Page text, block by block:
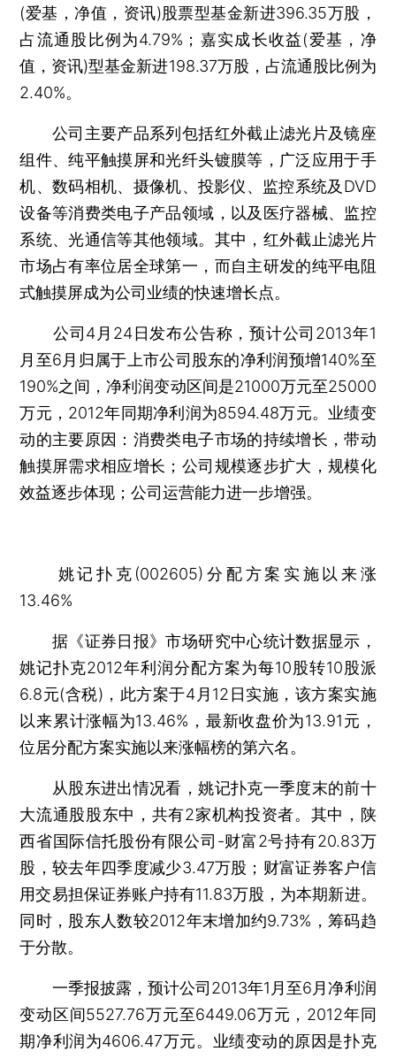
(爱基，净值，资讯)股票型基金新进396.35万股，
占流通股比例为4.79%；嘉实成长收益(爱基，净
值，资讯)型基金新进198.37万股，占流通股比例为
2.40%。
公司主要产品系列包括红外截止滤光片及镜座
组件、纯平触摸屏和光纤头镀膜等，广泛应用于手
机、数码相机、摄像机、投影仪、监控系统及DVD
设备等消费类电子产品领域，以及医疗器械、监控
系统、光通信等其他领域。其中，红外截止滤光片
市场占有率位居全球第一，而自主研发的纯平电阻
式触摸屏成为公司业绩的快速增长点。
公司4月24日发布公告称，预计公司2013年1
月至6月归属于上市公司股东的净利润预增140%至
190%之间，净利润变动区间是21000万元至25000
万元，2012年同期净利润为8594.48万元。业绩变
动的主要原因：消费类电子市场的持续增长，带动
触摸屏需求相应增长；公司规模逐步扩大，规模化
效益逐步体现；公司运营能力进一步增强。
姚记扑克(002605)分配方案实施以来涨
13.46%
据《证券日报》市场研究中心统计数据显示，
姚记扑克2012年利润分配方案为每10股转10股派
6.8元(含税)，此方案于4月12日实施，该方案实施
以来累计涨幅为13.46%，最新收盘价为13.91元，
位居分配方案实施以来涨幅榜的第六名。
从股东进出情况看，姚记扑克一季度末的前十
大流通股股东中，共有2家机构投资者。其中，陕
西省国际信托股份有限公司-财富2号持有20.83万
股，较去年四季度减少3.47万股；财富证券客户信
用交易担保证券账户持有11.83万股，为本期新进。
同时，股东人数较2012年末增加约9.73%，筹码趋
于分散。
一季报披露，预计公司2013年1月至6月净利润
变动区间5527.76万元至6449.06万元，2012年同
期净利润为4606.47万元。业绩变动的原因是扑克